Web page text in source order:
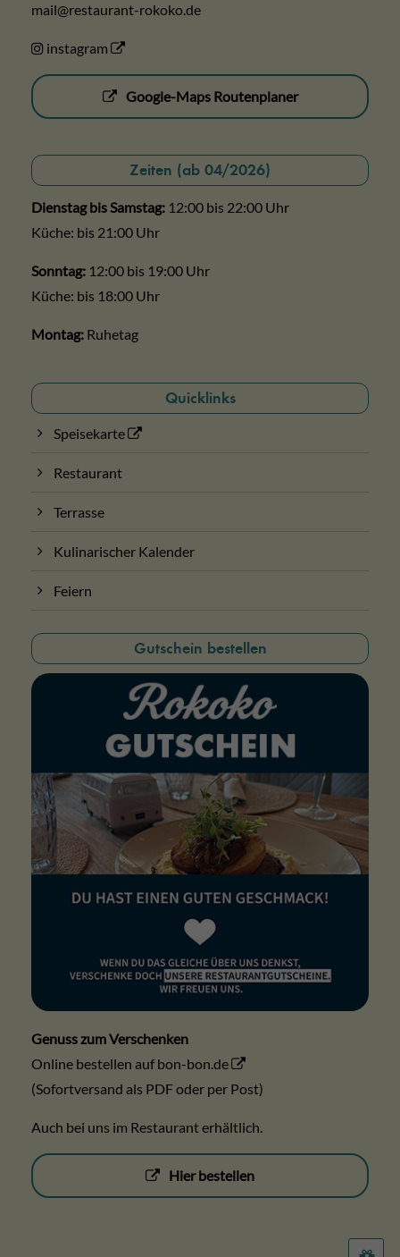
mail@restaurant-rokoko.de
instagram
Google-Maps Routenplaner
Zeiten (ab 04/2026)
Dienstag bis Samstag: 12:00 bis 22:00 Uhr
Küche: bis 21:00 Uhr
Sonntag: 12:00 bis 19:00 Uhr
Küche: bis 18:00 Uhr
Montag: Ruhetag
Quicklinks
Speisekarte
Restaurant
Terrasse
Kulinarischer Kalender
Feiern
Gutschein bestellen
Genuss zum Verschenken
Online bestellen auf bon-bon.de
(Sofortversand als PDF oder per Post)
Auch bei uns im Restaurant erhältlich.
Hier bestellen